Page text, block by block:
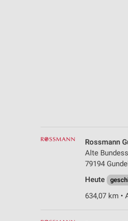
Rossmann
Alte
79194
Heute
634,07 km •
Nicht-IAB-Verarbeitungszwecke: